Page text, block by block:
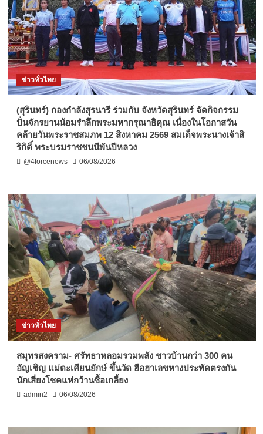
ข่าวทั่วไทย
(สุรินทร์) กองกำลังสุรนารี ร่วมกับ จังหวัดสุรินทร์ จัดกิจกรรม
ปั่นจักรยานน้อมรำลึกพระมหากรุณาธิคุณ เนื่องในโอกาสวัน
คล้ายวันพระราชสมภพ 12 สิงหาคม 2569 สมเด็จพระนางเจ้าสิ
ริกิติ์ พระบรมราชชนนีพันปีหลวง
@4forcenews 06/08/2026
ข่าวทั่วไทย
สมุทรสงคราม- ศรัทธาหลอมรวมพลัง ชาวบ้านกว่า 300 คน
อัญเชิญ แม่ตะเคียนยักษ์ ขึ้นวัด ฮือฮาเลขหางประทัดตรงกัน
นักเสี่ยงโชคแห่กว้านซื้อเกลี้ยง
admin2 06/08/2026